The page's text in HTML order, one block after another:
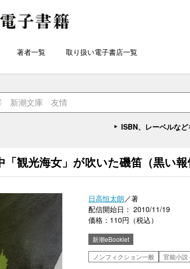
著者一覧 取り扱い電子書店一覧
ISBN、レーベルな
観光海女」が吹いた磯笛（黒い報
日高恒太朗／著
配信開始日： 2010/11/19
価格：110円（税込）
新潮eBooklet
ノンフィクション一般
官能小説